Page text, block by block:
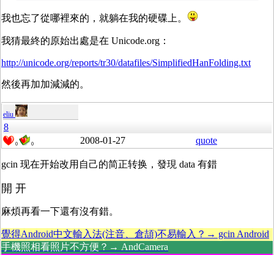
我也忘了從哪裡來的，就躺在我的硬碟上。
我猜最終的原始出處是在 Unicode.org：
http://unicode.org/reports/tr30/datafiles/SimplifiedHanFolding.txt
然後再加加減減的。
eliu
8
0 0 2008-01-27 quote
gcin 现在开始改用自己的简正转换，發現 data 有錯
開 开
麻煩再看一下還有沒有錯。
覺得Android中文輸入法(注音、倉頡)不易輸入？→ gcin Android
手機照相看照片不方便？→ AndCamera